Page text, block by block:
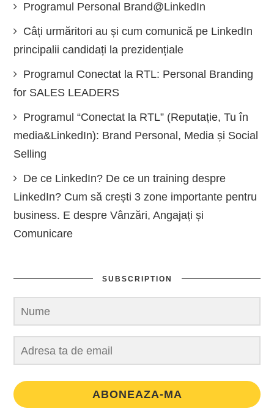
Programul Personal Brand@LinkedIn
Câți urmăritori au și cum comunică pe LinkedIn
principalii candidați la prezidențiale
Programul Conectat la RTL: Personal Branding
for SALES LEADERS
Programul “Conectat la RTL” (Reputație, Tu în
media&LinkedIn): Brand Personal, Media și Social
Selling
De ce LinkedIn? De ce un training despre
LinkedIn? Cum să crești 3 zone importante pentru
business. E despre Vânzări, Angajați și
Comunicare
SUBSCRIPTION
ABONEAZA-MA